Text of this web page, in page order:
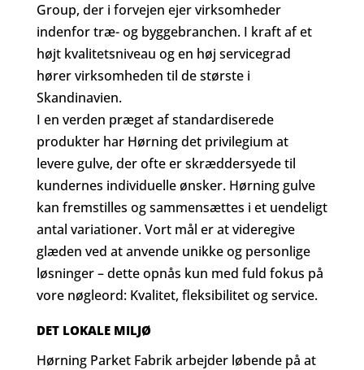
Group, der i forvejen ejer virksomheder
indenfor træ- og byggebranchen. I kraft af et
højt kvalitetsniveau og en høj servicegrad
hører virksomheden til de største i
Skandinavien.
I en verden præget af standardiserede
produkter har Hørning det privilegium at
levere gulve, der ofte er skræddersyede til
kundernes individuelle ønsker. Hørning gulve
kan fremstilles og sammensættes i et uendeligt
antal variationer. Vort mål er at videregive
glæden ved at anvende unikke og personlige
løsninger – dette opnås kun med fuld fokus på
vore nøgleord: Kvalitet, fleksibilitet og service.
DET LOKALE MILJØ
Hørning Parket Fabrik arbejder løbende på at